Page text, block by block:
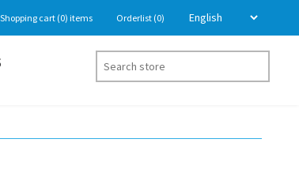
Shopping cart (0) items Orderlist (0)